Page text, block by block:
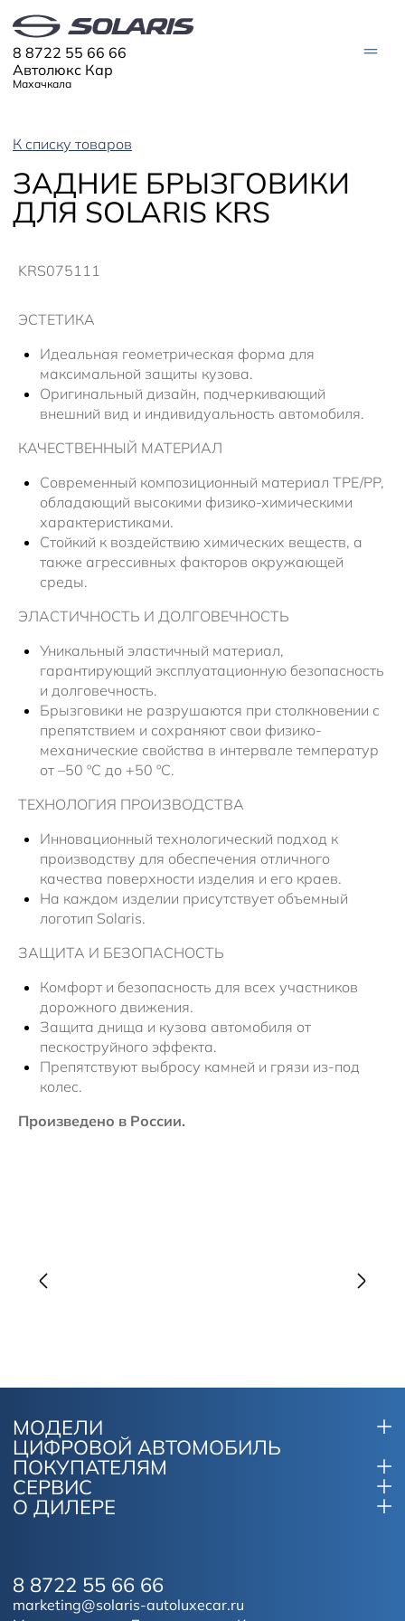
Автолюкс Кар
Махачкала
8 8722 55 66 66
МОДЕЛИ
Solaris HC
Тест-драйв
Solaris Страхование
Плати частями
Запись на сервис
Гарантия
Руководства
Помощь на дорогах
О ДИЛЕРЕ
Контакты
Информация о дилере
Новости
К списку товаров
ЗАДНИЕ БРЫЗГОВИКИ
ДЛЯ SOLARIS KRS
KRS075111
ЭСТЕТИКА
Идеальная геометрическая форма для
максимальной защиты кузова.
Оригинальный дизайн, подчеркивающий
внешний вид и индивидуальность автомобиля.
КАЧЕСТВЕННЫЙ МАТЕРИАЛ
Современный композиционный материал TPE/PP,
обладающий высокими физико-химическими
характеристиками.
Стойкий к воздействию химических веществ, а
также агрессивных факторов окружающей
среды.
ЭЛАСТИЧНОСТЬ И ДОЛГОВЕЧНОСТЬ
Уникальный эластичный материал,
гарантирующий эксплуатационную безопасность
и долговечность.
Брызговики не разрушаются при столкновении с
препятствием и сохраняют свои физико-
механические свойства в интервале температур
от –50 ºC до +50 ºС.
ТЕХНОЛОГИЯ ПРОИЗВОДСТВА
Инновационный технологический подход к
производству для обеспечения отличного
качества поверхности изделия и его краев.
На каждом изделии присутствует объемный
логотип Solaris.
ЗАЩИТА И БЕЗОПАСНОСТЬ
Комфорт и безопасность для всех участников
дорожного движения.
Защита днища и кузова автомобиля от
пескоструйного эффекта.
Препятствуют выбросу камней и грязи из-под
колес.
Произведено в России.
МОДЕЛИ
ЦИФРОВОЙ АВТОМОБИЛЬ
ПОКУПАТЕЛЯМ
СЕРВИС
О ДИЛЕРЕ
8 8722 55 66 66
marketing@solaris-autoluxecar.ru